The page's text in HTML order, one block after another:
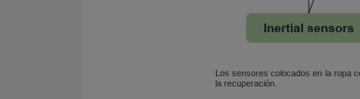
Los sensores colocados en la ropa
la recuperación.